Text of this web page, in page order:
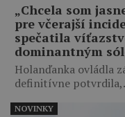
„Chcela som
pre včerajší
spečatila
dominantným
Holanďanka ovládla
definitívne
NOVINKY